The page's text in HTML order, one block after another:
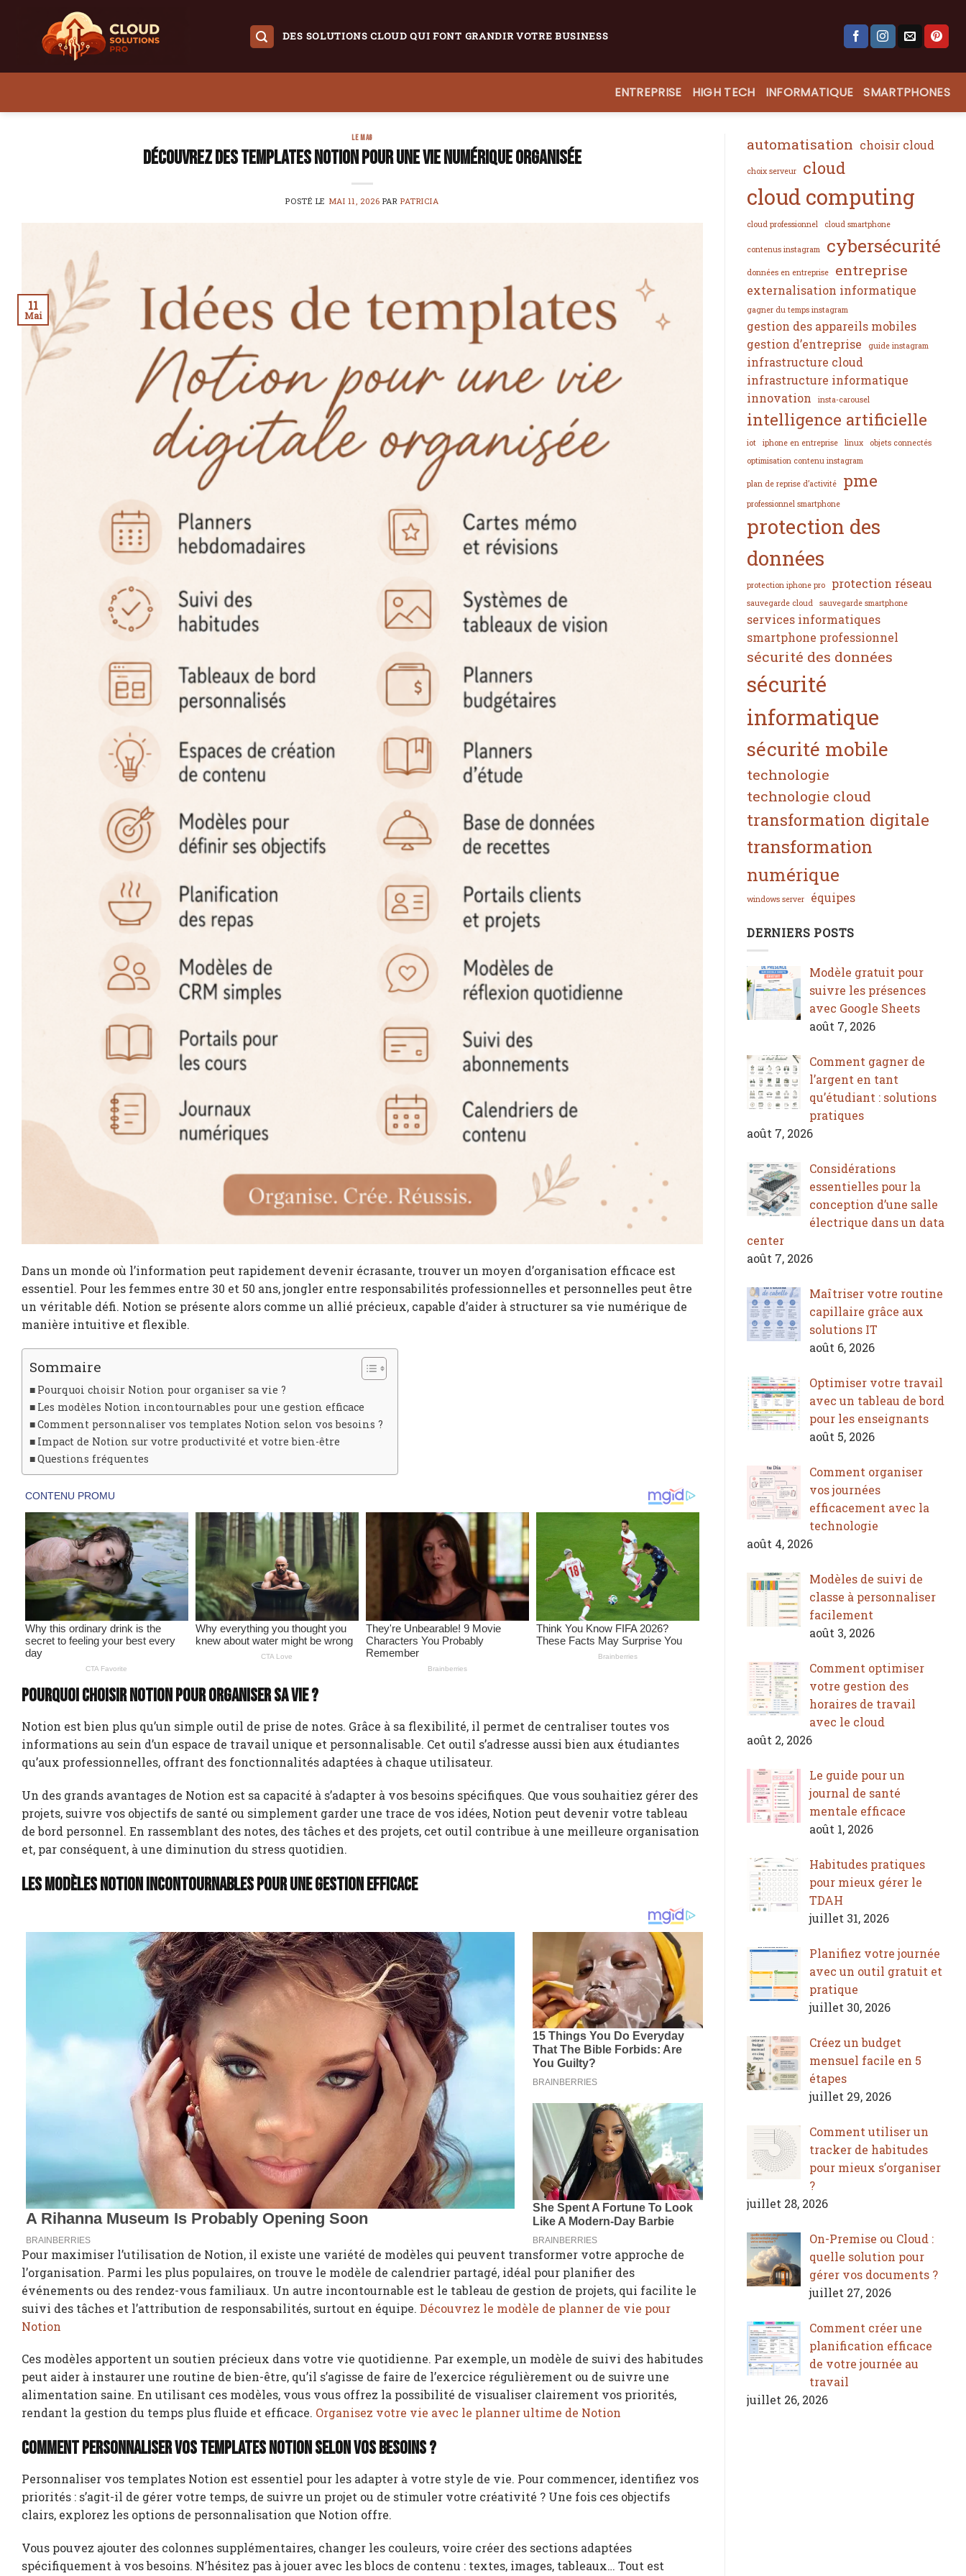
content
DES SOLUTIONS CLOUD QUI FONT GRANDIR VOTRE BUSINESS
ENTREPRISE HIGH TECH INFORMATIQUE SMARTPHONES
LE MAG
Découvrez des templates Notion pour une vie numérique organisée
POSTÉ LE MAI 11, 2026 PARPATRICIA
11
Mai
Dans un monde où l’information peut rapidement devenir écrasante, trouver un moyen d’organisation efficace est
essentiel. Pour les femmes entre 30 et 50 ans, jongler entre responsabilités professionnelles et personnelles peut être
un véritable défi. Notion se présente alors comme un allié précieux, capable d’aider à structurer sa vie numérique de
manière intuitive et flexible.
Sommaire
Pourquoi choisir Notion pour organiser sa vie ?
Les modèles Notion incontournables pour une gestion efficace
Comment personnaliser vos templates Notion selon vos besoins ?
Impact de Notion sur votre productivité et votre bien-être
Questions fréquentes
Pourquoi choisir Notion pour organiser sa vie ?
Notion est bien plus qu’un simple outil de prise de notes. Grâce à sa flexibilité, il permet de centraliser toutes vos
informations au sein d’un espace de travail unique et personnalisable. Cet outil s’adresse aussi bien aux étudiantes
qu’aux professionnelles, offrant des fonctionnalités adaptées à chaque utilisateur.
Un des grands avantages de Notion est sa capacité à s’adapter à vos besoins spécifiques. Que vous souhaitiez gérer des
projets, suivre vos objectifs de santé ou simplement garder une trace de vos idées, Notion peut devenir votre tableau
de bord personnel. En rassemblant des notes, des tâches et des projets, cet outil contribue à une meilleure organisation
et, par conséquent, à une diminution du stress quotidien.
Les modèles Notion incontournables pour une gestion efficace
Pour maximiser l’utilisation de Notion, il existe une variété de modèles qui peuvent transformer votre approche de
l’organisation. Parmi les plus populaires, on trouve le modèle de calendrier partagé, idéal pour planifier des
événements ou des rendez-vous familiaux. Un autre incontournable est le tableau de gestion de projets, qui facilite le
suivi des tâches et l’attribution de responsabilités, surtout en équipe. Découvrez le modèle de planner de vie pour
Notion
Ces modèles apportent un soutien précieux dans votre vie quotidienne. Par exemple, un modèle de suivi des habitudes
peut aider à instaurer une routine de bien-être, qu’il s’agisse de faire de l’exercice régulièrement ou de suivre une
alimentation saine. En utilisant ces modèles, vous vous offrez la possibilité de visualiser clairement vos priorités,
rendant la gestion du temps plus fluide et efficace. Organisez votre vie avec le planner ultime de Notion
Comment personnaliser vos templates Notion selon vos besoins ?
Personnaliser vos templates Notion est essentiel pour les adapter à votre style de vie. Pour commencer, identifiez vos
priorités : s’agit-il de gérer votre temps, de suivre un projet ou de stimuler votre créativité ? Une fois ces objectifs
clairs, explorez les options de personnalisation que Notion offre.
Vous pouvez ajouter des colonnes supplémentaires, changer les couleurs, voire créer des sections adaptées
spécifiquement à vos besoins. N’hésitez pas à jouer avec les blocs de contenu : textes, images, tableaux… Tout est
automatisation choisir cloud
choix serveur cloud
cloud computing
cloud professionnel cloud smartphone
contenus instagram cybersécurité
données en entreprise entreprise
externalisation informatique
gagner du temps instagram
gestion des appareils mobiles
gestion d’entreprise
guide instagram
infrastructure cloud
infrastructure informatique
innovation
insta-carousel
intelligence artificielle
iot iphone en entreprise linux
objets connectés
optimisation contenu instagram
plan de reprise d’activité pme
professionnel smartphone
protection des
données
protection iphone pro protection réseau
sauvegarde cloud sauvegarde smartphone
services informatiques
smartphone professionnel
sécurité des données
sécurité
informatique
sécurité mobile
technologie
technologie cloud
transformation digitale
transformation
numérique
windows server équipes
DERNIERS POSTS
Modèle gratuit pour
suivre les présences
avec Google Sheets
août 7, 2026
Comment gagner de
l’argent en tant
qu’étudiant : solutions
pratiques
août 7, 2026
Considérations
essentielles pour la
conception d’une salle
électrique dans un data
center
août 7, 2026
Maîtriser votre routine
capillaire grâce aux
solutions IT
août 6, 2026
Optimiser votre travail
avec un tableau de bord
pour les enseignants
août 5, 2026
Comment organiser
vos journées
efficacement avec la
technologie
août 4, 2026
Modèles de suivi de
classe à personnaliser
facilement
août 3, 2026
Comment optimiser
votre gestion des
horaires de travail
avec le cloud
août 2, 2026
Le guide pour un
journal de santé
mentale efficace
août 1, 2026
Habitudes pratiques
pour mieux gérer le
TDAH
juillet 31, 2026
Planifiez votre journée
avec un outil gratuit et
pratique
juillet 30, 2026
Créez un budget
mensuel facile en 5
étapes
juillet 29, 2026
Comment utiliser un
tracker de habitudes
pour mieux s’organiser
?
juillet 28, 2026
On-Premise ou Cloud :
quelle solution pour
gérer vos documents ?
juillet 27, 2026
Comment créer une
planification efficace
de votre journée au
travail
juillet 26, 2026